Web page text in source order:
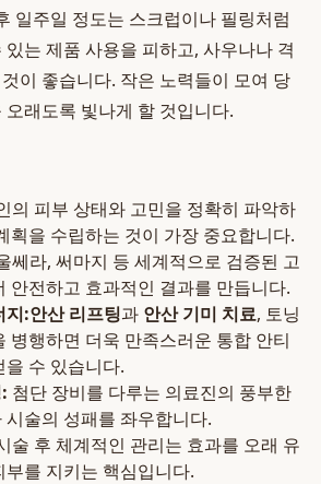
일주일 정도는 스크럽이나 필링처럼
는 제품 사용을 피하고, 사우나나 격
이 좋습니다. 작은 노력들이 모여 당
래도록 빛나게 할 것입니다.
의 피부 상태와 고민을 정확히 파악하
획을 수립하는 것이 가장 중요합니다.
쎄라, 써마지 등 세계적으로 검증된 고
안전하고 효과적인 결과를 만듭니다.
지:안산 리프팅과 안산 기미 치료, 토닝
병행하면 더욱 만족스러운 통합 안티
수 있습니다.
첨단 장비를 다루는 의료진의 풍부한
술의 성패를 좌우합니다.
술 후 체계적인 관리는 효과를 오래 유
를 지키는 핵심입니다.